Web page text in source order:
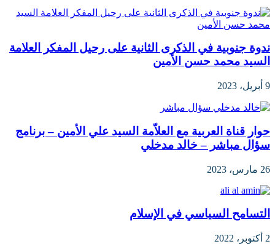
ندوة جنوبية في الذكرى الثانية على رحيل المفكر العلامة
السيد محمد حسن الأمين
9 أبريل، 2023
حوار قناة العربية مع العلاّمة السيد علي الأمين – برنامج
سؤال مباشر – خالد مدخلي
26 مارس، 2023
التسامح السياسي في الإسلام
2 أكتوبر، 2022